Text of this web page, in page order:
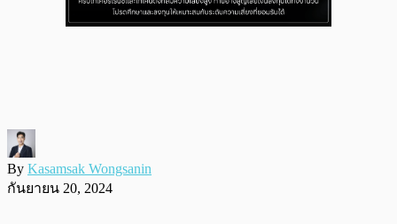
By Kasamsak Wongsanin
กันยายน 20, 2024